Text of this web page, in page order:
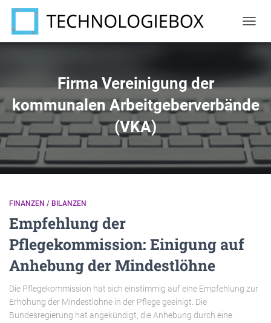
Firma Vereinigung der
kommunalen Arbeitgeberverbände
(VKA)
FINANZEN / BILANZEN
Empfehlung der
Pflegekommission: Einigung auf
Anhebung der Mindestlöhne
Die Pflegekommission hat sich einstimmig auf eine Empfehlung zur
Erhöhung der Mindestlöhne in der Pflege geeinigt. Die
Bundesregierung hat angekündigt, die Anhebung durch eine